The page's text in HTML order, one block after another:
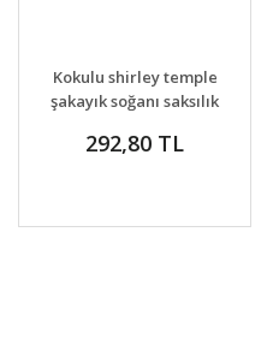
DETAYLAR
VER
Kokulu shirley temple
şakayık soğanı saksılık
peony
292,80 TL